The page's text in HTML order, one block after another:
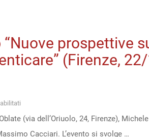
prospettive
(Firenze,
Ciliberto
e
(via dell’Oriuolo, 24, Firenze),
Cacciari. L’evento si svolge …